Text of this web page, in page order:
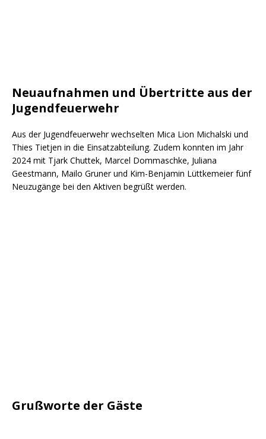
Neuaufnahmen und Übertritte aus der
Jugendfeuerwehr
Aus der Jugendfeuerwehr wechselten Mica Lion Michalski und
Thies Tietjen in die Einsatzabteilung. Zudem konnten im Jahr
2024 mit Tjark Chuttek, Marcel Dommaschke, Juliana
Geestmann, Mailo Gruner und Kim-Benjamin Lüttkemeier fünf
Neuzugänge bei den Aktiven begrüßt werden.
Grußworte der Gäste